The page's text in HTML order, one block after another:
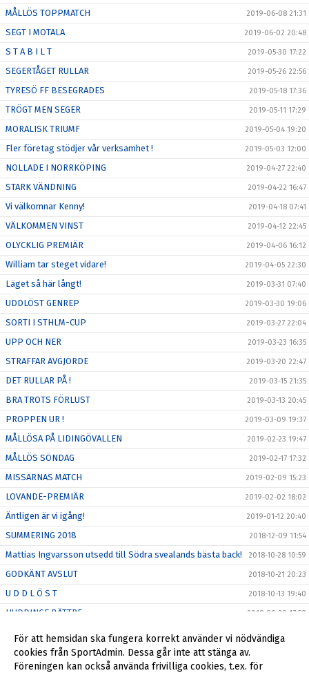
MÅLLÖS TOPPMATCH 2019-06-08 21:31
SEGT I MOTALA 2019-06-02 20:48
S T A B I L T 2019-05-30 17:22
SEGERTÅGET RULLAR 2019-05-26 22:56
TYRESÖ FF BESEGRADES 2019-05-18 17:36
TRÖGT MEN SEGER 2019-05-11 17:29
MORALISK TRIUMF 2019-05-04 19:20
Fler företag stödjer vår verksamhet ! 2019-05-03 12:00
NOLLADE I NORRKÖPING 2019-04-27 22:40
STARK VÄNDNING 2019-04-22 16:47
Vi välkomnar Kenny! 2019-04-18 07:41
VÄLKOMMEN VINST 2019-04-12 22:45
OLYCKLIG PREMIÄR 2019-04-06 16:12
William tar steget vidare! 2019-04-05 22:30
Läget så här långt! 2019-03-31 07:40
UDDLÖST GENREP 2019-03-30 19:06
SORTI I STHLM-CUP 2019-03-27 22:04
UPP OCH NER 2019-03-23 16:35
STRAFFAR AVGJORDE 2019-03-20 22:47
DET RULLAR PÅ ! 2019-03-15 21:35
BRA TROTS FÖRLUST 2019-03-13 20:45
PROPPEN UR ! 2019-03-09 19:37
MÅLLÖSA PÅ LIDINGÖVALLEN 2019-02-23 19:47
MÅLLÖS SÖNDAG 2019-02-17 17:32
MISSARNAS MATCH 2019-02-09 15:23
LOVANDE-PREMIÄR 2019-02-02 18:02
Äntligen är vi igång! 2019-01-12 20:40
SUMMERING 2018 2018-12-09 11:54
Mattias Ingvarsson utsedd till Södra svealands bästa back! 2018-10-28 10:59
GODKÄNT AVSLUT 2018-10-21 20:23
U D D L Ö S T 2018-10-13 19:40
HUDDINGE BÄTTRE 2018-09-29 17:59
MÅLSKYTT UR SPEL 2018-09-25 15:17
HANINGE EFFEKTIVAST 2018-09-22 21:09
Klart med ny tränare för de kommande åren.
För att hemsidan ska fungera korrekt använder vi nödvändiga
cookies från SportAdmin. Dessa går inte att stänga av.
Föreningen kan också använda frivilliga cookies, t.ex. för